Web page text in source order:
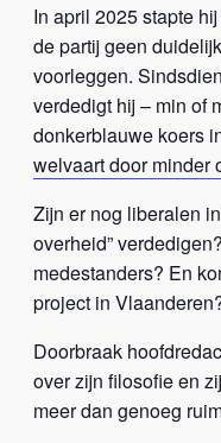
In april 2025 stapte
de partij geen
voorleggen.
verdedigt hij – min of
donkerblauwe koers
welvaart door minder
Zijn er nog liberalen
overheid”
medestanders? En
project in
Doorbraak
over zijn filosofie en
meer dan genoeg